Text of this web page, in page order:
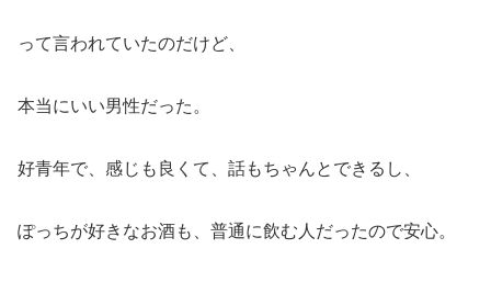
って言われていたのだけど、
本当にいい男性だった。
好青年で、感じも良くて、話もちゃんとできるし、
ぽっちが好きなお酒も、普通に飲む人だったので安心。